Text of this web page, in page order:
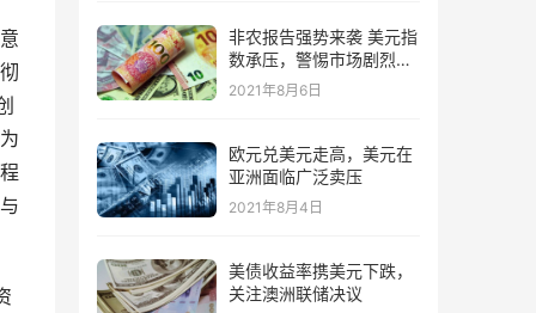
非农报告强势来袭 美元指
数承压，警惕市场剧烈波
动
2021年8月6日
欧元兑美元走高，美元在
亚洲面临广泛卖压
2021年8月4日
美债收益率携美元下跌，
关注澳洲联储决议